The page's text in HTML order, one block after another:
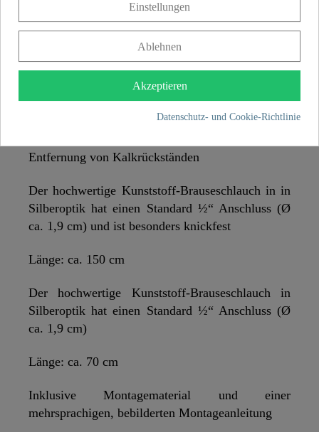
Duschkopf mit integriertem Schiebeknopf für die
komfortable Einstellung der Strahlart. Elegant und
Entfernung von Kalkrückständen
Der hochwertige Kunststoff-Brauseschlauch in in
Silberoptik hat einen Standard ½“ Anschluss (Ø
ca. 1,9 cm) und ist besonders knickfest
Länge: ca. 150 cm
Der hochwertige Kunststoff-Brauseschlauch in
Silberoptik hat einen Standard ½“ Anschluss (Ø
ca. 1,9 cm)
Länge: ca. 70 cm
Inklusive Montagematerial und einer
mehrsprachigen, bebilderten Montageanleitung
Einstellungen
Ablehnen
Akzeptieren
Datenschutz- und Cookie-Richtlinie